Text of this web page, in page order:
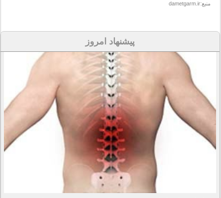
منبع:dametgarm.ir
پیشنهاد امروز